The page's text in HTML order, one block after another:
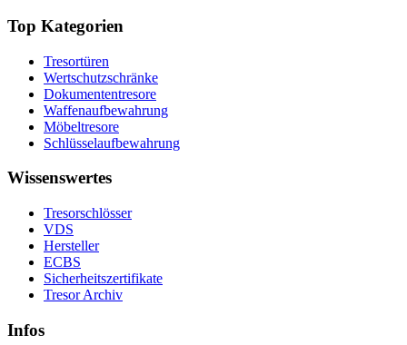
Top Kategorien
Tresortüren
Wertschutzschränke
Dokumententresore
Waffenaufbewahrung
Möbeltresore
Schlüsselaufbewahrung
Wissenswertes
Tresorschlösser
VDS
Hersteller
ECBS
Sicherheitszertifikate
Tresor Archiv
Infos